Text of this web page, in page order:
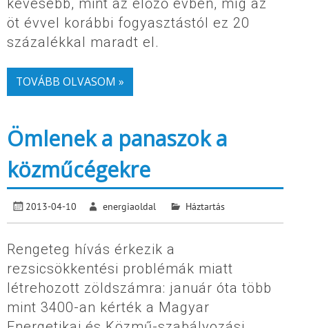
kevesebb, mint az előző évben, míg az
öt évvel korábbi fogyasztástól ez 20
százalékkal maradt el.
TOVÁBB OLVASOM »
Ömlenek a panaszok a
közműcégekre
2013-04-10 energiaoldal Háztartás
Rengeteg hívás érkezik a
rezsicsökkentési problémák miatt
létrehozott zöldszámra: január óta több
mint 3400-an kérték a Magyar